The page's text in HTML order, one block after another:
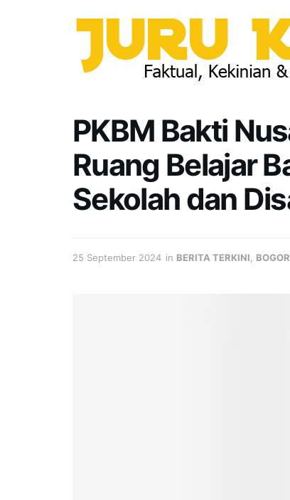
PKBM Bakti
Ruang Belajar
Sekolah dan
25 September 2024 in BERITA TERKINI BOGOR